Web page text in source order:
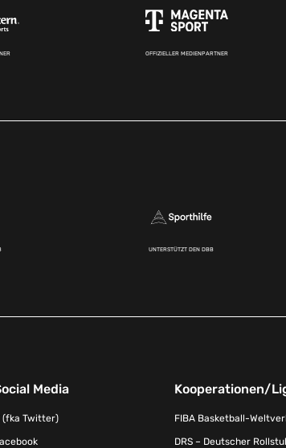
OFFIZIELLER MEDIENPARTNER
UNTERSTÜTZT DEN DBB
Media
(fka Twitter)
Kooperationen/
FIBA Basketball-
DRS – Deutscher